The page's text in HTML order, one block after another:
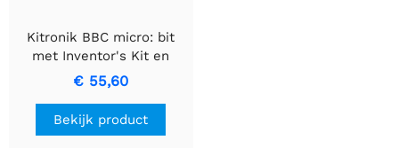
Kitronik BBC micro: bit
met Inventor's Kit en
accessoires
€ 55,60
Bekijk product